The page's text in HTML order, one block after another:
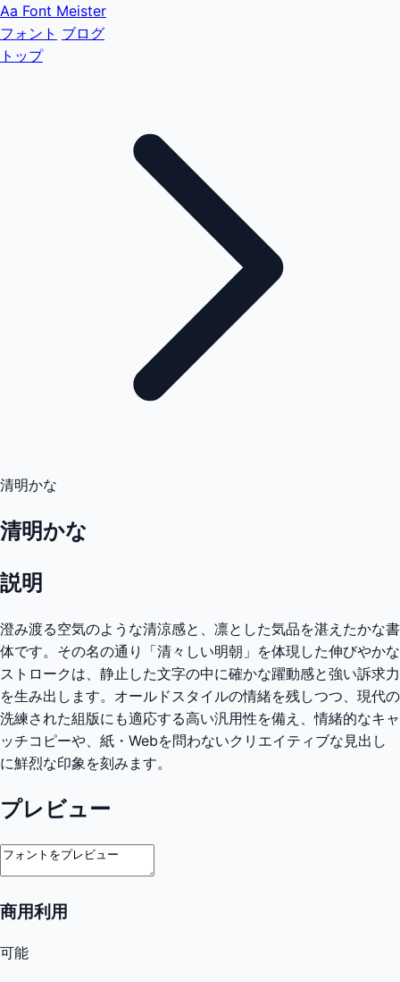
Aa Font Meister
フォント ブログ
トップ
清明かな
清明かな
説明
澄み渡る空気のような清涼感と、凛とした気品を湛えたかな書
体です。その名の通り「清々しい明朝」を体現した伸びやかな
ストロークは、静止した文字の中に確かな躍動感と強い訴求力
を生み出します。オールドスタイルの情緒を残しつつ、現代の
洗練された組版にも適応する高い汎用性を備え、情緒的なキャ
ッチコピーや、紙・Webを問わないクリエイティブな見出し
に鮮烈な印象を刻みます。
プレビュー
商用利用
可能